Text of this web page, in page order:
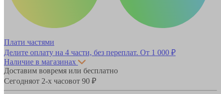
Плати частями
Делите оплату на 4 части, без переплат. От 1 000 ₽
Наличие в магазинах
Доставим вовремя или бесплатно
Сегодняот 2-х часовот 90 ₽